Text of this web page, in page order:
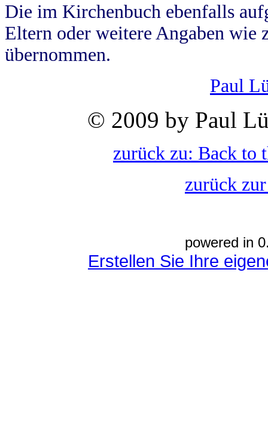
Die im Kirchenbuch ebenfalls
Eltern oder weitere Angaben wie
übernommen.
Paul
© 2009 by Paul
zurück zu: Back to
zurück
powered in
Erstellen Sie Ihre